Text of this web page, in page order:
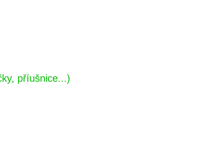
příušnice...)